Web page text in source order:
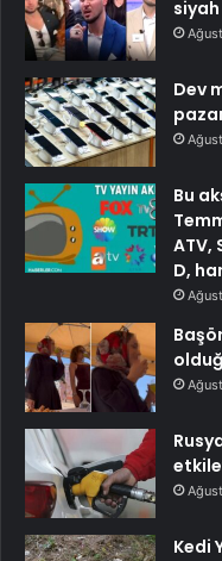
Dev
Bu
ATV,
D,
Kedi